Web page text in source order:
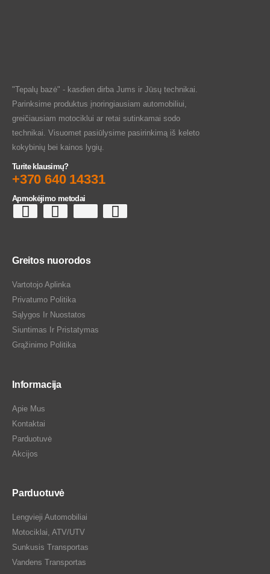
"Tepalų bazė" - kasdien dirba Jums ir Jūsų technikai.
Parinksime produktus įnoringiausiam automobiliui,
greičiausiam motociklui ar retai sutinkamai sodo
technikai. Visuomet pasiūlysime pasirinkimą iš keleto
kokybinių bei kainos lygių.
Turite klausimų?
+370 640 14331
Apmokėjimo metodai
Greitos nuorodos
Vartotojo Aplinka
Privatumo Politika
Sąlygos Ir Nuostatos
Siuntimas Ir Pristatymas
Grąžinimo Politika
Informacija
Apie Mus
Kontaktai
Parduotuvė
Akcijos
Parduotuvė
Lengvieji Automobiliai
Motociklai, ATV/UTV
Sunkusis Transportas
Vandens Transportas